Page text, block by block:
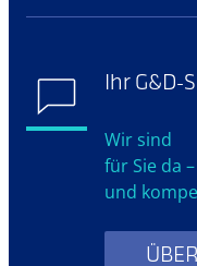
Ihr G&D-
Wir sind
für Sie da
und